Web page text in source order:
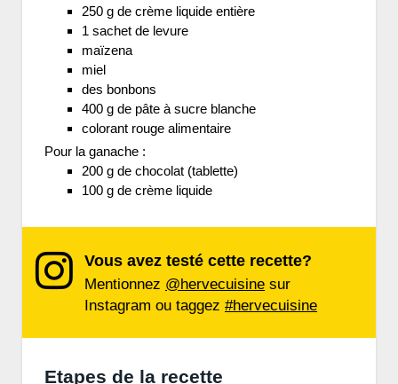
250 g de crème liquide entière
1 sachet de levure
maïzena
miel
des bonbons
400 g de pâte à sucre blanche
colorant rouge alimentaire
Pour la ganache :
200 g de chocolat (tablette)
100 g de crème liquide
Vous avez testé cette recette?
Mentionnez @hervecuisine sur
Instagram ou taggez #hervecuisine
Etapes de la recette